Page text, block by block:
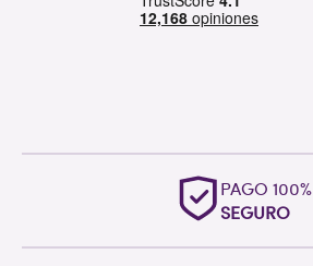
PAGO 100%
SEGURO